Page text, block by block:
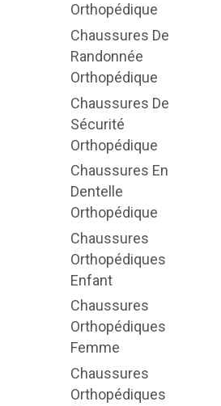
Orthopédique
Chaussures De
Randonnée
Orthopédique
Chaussures De
Sécurité
Orthopédique
Chaussures En
Dentelle
Orthopédique
Chaussures
Orthopédiques
Enfant
Chaussures
Orthopédiques
Femme
Chaussures
Orthopédiques